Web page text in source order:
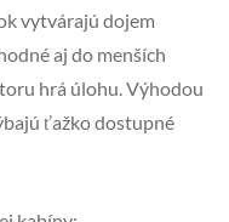
vytvárajú dojem
aj do menších
hrá úlohu. Výhodou
ťažko dostupné